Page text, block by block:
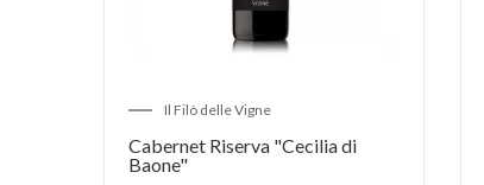
Il Filò delle Vigne
Cabernet Riserva "Cecilia di
Baone"